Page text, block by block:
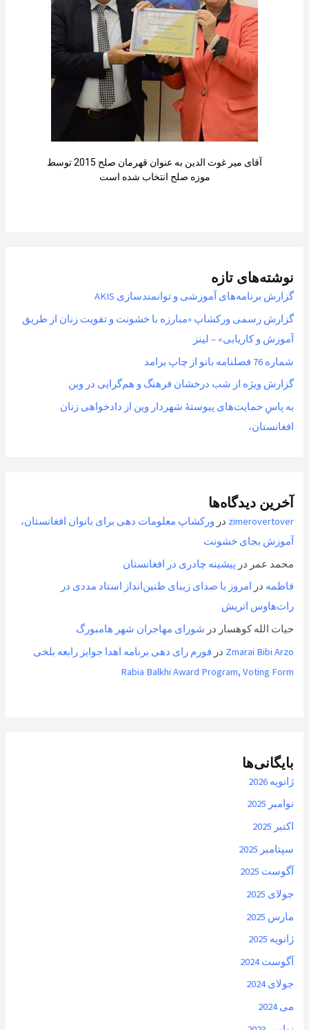
آقای میر غوث الدین به عنوان قهرمان صلح 2015 توسط
موزه صلح انتخاب شده است
نوشته‌های تازه
گزارش برنامه‌های آموزشی و توانمندسازی AKIS
گزارش رسمی ورکشاپ «مبارزه با خشونت و تقویت زنان از طریق
آموزش و کاریابی» – لینز
شماره 76 فصلنامه بانو از چاپ برامد
گزارش ویژه از شب درخشان فرهنگ و هم‌گرایی در وین
به پاسِ حمایت‌های پیوستهٔ شهردار وین از دادخواهی زنان
افغانستان،
آخرین دیدگاه‌ها
zimerovertover در ورکشاپ معلومات دهی برای بانوان افغانستان،
آموزش بجای خشونت
محمد عمر در پیشینه چادری در افغانستان
فاطمه در امروز با صدای زیبای طنین‌انداز استاد مددی در
رات‌هاوس اتریش
حیات الله کوهسار در شورای مهاجران شهر هامبورگ
Zmarai Bibi Arzo در فورم رای دهی برنامه اهدا جوایز رابعه بلخی
Rabia Balkhi Award Program, Voting Form
بایگانی‌ها
ژانویه 2026
نوامبر 2025
اکتبر 2025
سپتامبر 2025
آگوست 2025
جولای 2025
مارس 2025
ژانویه 2025
آگوست 2024
جولای 2024
می 2024